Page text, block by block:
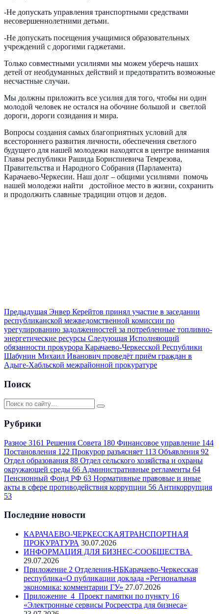
-Не допускать управления транспортными средствами
несовершеннолетними детьми.
-Не допускать посещения учащимися образовательных
учреждений с дорогими гаджетами.
Только совместными усилиями мы можем уберечь наших
детей от необдуманных действий и предотвратить возможные
несчастные случаи.
Мы должны приложить все усилия для того, чтобы ни один
молодой человек не остался на обочине большой и светлой
дороги, дороги созидания и мира.
Вопросы создания самых благоприятных условий для
всестороннего развития личности, обеспечения светлого
будущего для нашей молодежи находятся в центре внимания
Главы республики Рашида Бориспиевича Темрезова,
Правительства и Народного Собрания (Парламента)
Карачаево-Черкесии. Наш долг – общими усилиями помочь
нашей молодежи найти достойное место в жизни, сохранить
и продолжить славные традиции отцов и дедов.
Предыдущая Энвер Керейтов принял участие в заседании
республиканской межведомственной комиссии по
урегулированию задолженностей за потребленные топливно-
энергетические ресурсы Следующая Исполняющий
обязанности прокурора Карачаево-Черкесской Республики
Шабунин Михаил Иванович проведёт приём граждан в
Адыге-Хабльской межрайонной прокуратуре
Поиск
Рубрики
Разное 3161 Решения Совета 180 Финансовое управление 144
Постановления 122 Прокурор разъясняет 113 Объявления 92
Отдел образования 88 Отдел сельского хозяйства и охраны
окружающей среды 66 Административные регламенты 64
Пенсионный Фонд РФ 63 Нормативные правовые и иные
акты в сфере противодействия коррупции 56 Антикоррупция
53
Последние новости
КАРАЧАЕВО-ЧЕРКЕССКАЯТРАНСПОРТНАЯ
ПРОКУРАТУРА 30.07.2026
ИНФОРМАЦИЯ ДЛЯ БИЗНЕС-СООБЩЕСТВА
29.07.2026
Приложение 2 Отделения-НБКарачаево-Черкесская
республика«О публикации доклада «Региональная
экономика: комментарии ГУ» 27.07.2026
Приложение_4_Проект памятки по пункту 16
«Электронные сервисы Росреестра для бизнеса»